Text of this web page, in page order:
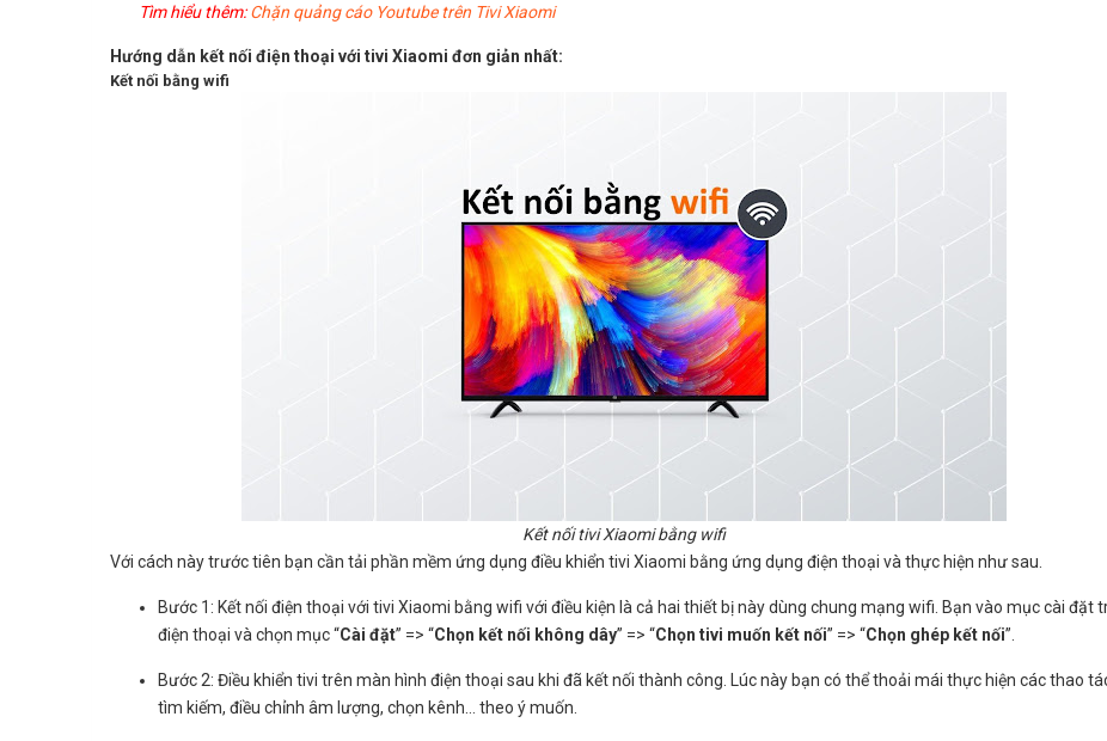
Tìm hiểu thêm:Chặn quảng cáo Youtube trên Tivi Xiaomi
Hướng dẫn kết nối điện thoại với tivi Xiaomi đơn giản nhất:
Kết nối bằng wifi
Kết nối tivi Xiaomi bằng wifi
Với cách này trước tiên bạn cần tải phần mềm ứng dụng điều khiển tivi Xiaomi bằng ứng dụng điện thoại và thực hiện như sau.
Bước 1: Kết nối điện thoại với tivi Xiaomi bằng wifi với điều kiện là cả hai thiết bị này dùng chung mạng wifi. Bạn vào mục cài đặt
điện thoại và chọn mục “Cài đặt” => “Chọn kết nối không dây” => “Chọn tivi muốn kết nối” => “Chọn ghép kết nối”.
Bước 2: Điều khiển tivi trên màn hình điện thoại sau khi đã kết nối thành công. Lúc này bạn có thể thoải mái thực hiện các thao
tìm kiếm, điều chỉnh âm lượng, chọn kênh… theo ý muốn.